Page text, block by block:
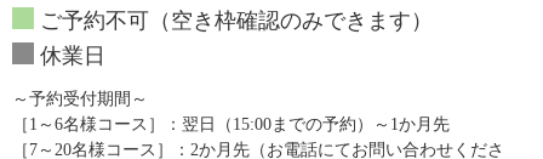
ご予約不可（空き枠確認のみできます）
休業日
～予約受付期間～
［1～6名様コース］：翌日（15:00までの予約）～1か月先
［7～20名様コース］：2か月先（お電話にてお問い合わせくださ